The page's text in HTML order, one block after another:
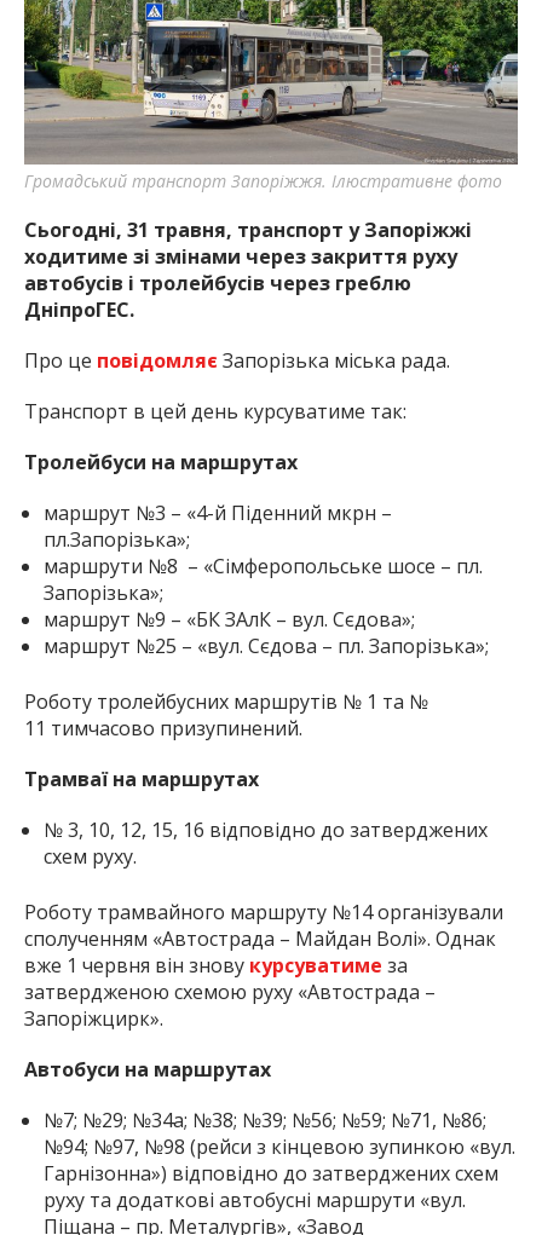
Громадський транспорт Запоріжжя. Ілюстративне фото
Сьогодні, 31 травня, транспорт у Запоріжжі
ходитиме зі змінами через закриття руху
автобусів і тролейбусів через греблю
ДніпроГЕС.
Про це повідомляє Запорізька міська рада.
Транспорт в цей день курсуватиме так:
Тролейбуси на маршрутах
маршрут №3 – «4-й Піденний мкрн –
пл.Запорізька»;
маршрути №8 – «Сімферопольське шосе – пл.
Запорізька»;
маршрут №9 – «БК ЗАлК – вул. Сєдова»;
маршрут №25 – «вул. Сєдова – пл. Запорізька»;
Роботу тролейбусних маршрутів № 1 та №
11 тимчасово призупинений.
Трамваї на маршрутах
№ 3, 10, 12, 15, 16 відповідно до затверджених
схем руху.
Роботу трамвайного маршруту №14 організували
сполученням «Автострада – Майдан Волі». Однак
вже 1 червня він знову курсуватиме за
затвердженою схемою руху «Автострада –
Запоріжцирк».
Автобуси на маршрутах
№7; №29; №34а; №38; №39; №56; №59; №71, №86;
№94; №97, №98 (рейси з кінцевою зупинкою «вул.
Гарнізонна») відповідно до затверджених схем
руху та додаткові автобусні маршрути «вул.
Піщана – пр. Металургів», «Завод